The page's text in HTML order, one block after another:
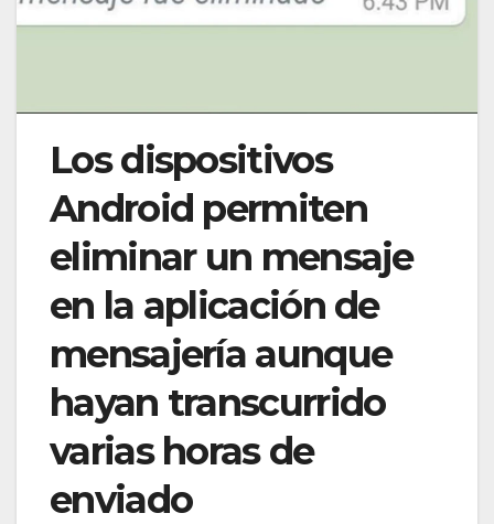
Los dispositivos
Android permiten
eliminar un mensaje
en la aplicación de
mensajería aunque
hayan transcurrido
varias horas de
enviado